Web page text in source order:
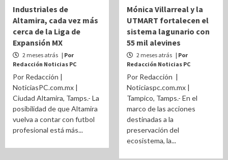
Industriales de
Altamira, cada vez más
cerca de la Liga de
Expansión MX
2 meses atrás | Por
Redacción Noticias PC
Por Redacción |
NoticiasPC.com.mx |
Ciudad Altamira, Tamps.- La
posibilidad de que Altamira
vuelva a contar con futbol
profesional está más...
Mónica Villarreal y la
UTMART fortalecen el
sistema lagunario con
55 mil alevines
2 meses atrás | Por
Redacción Noticias PC
Por Redacción |
Noticiaspc.com.mx |
Tampico, Tamps.- En el
marco de las acciones
destinadas a la
preservación del
ecosistema, la...